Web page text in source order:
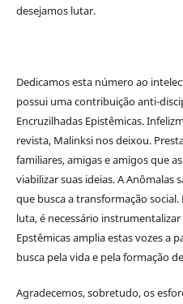
desejamos lutar.
Dedicamos esta número ao
possui uma contribuição anti-
Encruzilhadas Epistêmicas.
revista, Malinksi nos deixou.
familiares, amigas e amigos que
viabilizar suas ideias. A Anômalas
que busca a transformação
luta, é necessário
Epstêmicas amplia estas vozes a
busca pela vida e pela formação
Agradecemos, sobretudo, os